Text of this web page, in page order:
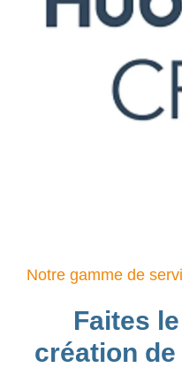
Notre gamme de
Faites
création